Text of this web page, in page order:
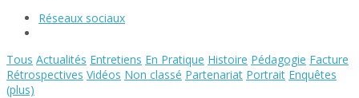
Réseaux sociaux
Tous Actualités Entretiens En Pratique Histoire Pédagogie Facture
Rétrospectives Vidéos Non classé Partenariat Portrait Enquêtes
(plus)